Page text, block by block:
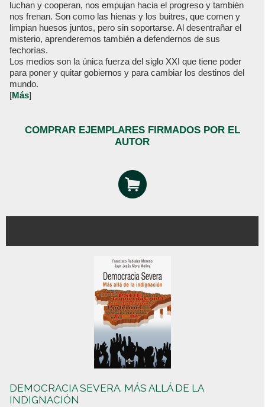
luchan y cooperan, nos empujan hacia el progreso y también
nos frenan. Son como las hienas y los buitres, que comen y
limpian huesos juntos, pero sin soportarse. Al desentrañar el
misterio, aprenderemos también a defendernos de sus
fechorías.
Los medios son la única fuerza del siglo XXI que tiene poder
para poner y quitar gobiernos y para cambiar los destinos del
mundo.
[Más]
COMPRAR EJEMPLARES FIRMADOS POR EL
AUTOR
DEMOCRACIA SEVERA. MÁS ALLÁ DE LA
INDIGNACIÓN